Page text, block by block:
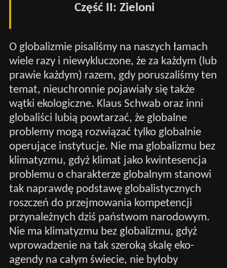
Część II: Zieloni
O globalizmie pisaliśmy na naszych łamach
wiele razy i niewykluczone, że za każdym (lub
prawie każdym) razem, gdy poruszaliśmy ten
temat, nieuchronnie pojawiały się także
wątki ekologiczne. Klaus Schwab oraz inni
globaliści lubią powtarzać, że globalne
problemy mogą rozwiązać tylko globalnie
operujące instytucje. Nie ma globalizmu bez
klimatyzmu, gdyż klimat jako kwintesencja
problemu o charakterze globalnym stanowi
tak naprawdę podstawę globalistycznych
roszczeń do przejmowania kompetencji
przynależnych dziś państwom narodowym.
Nie ma klimatyzmu bez globalizmu, gdyż
wprowadzenie na tak szeroką skalę eko-
agendy na całym świecie, nie byłoby